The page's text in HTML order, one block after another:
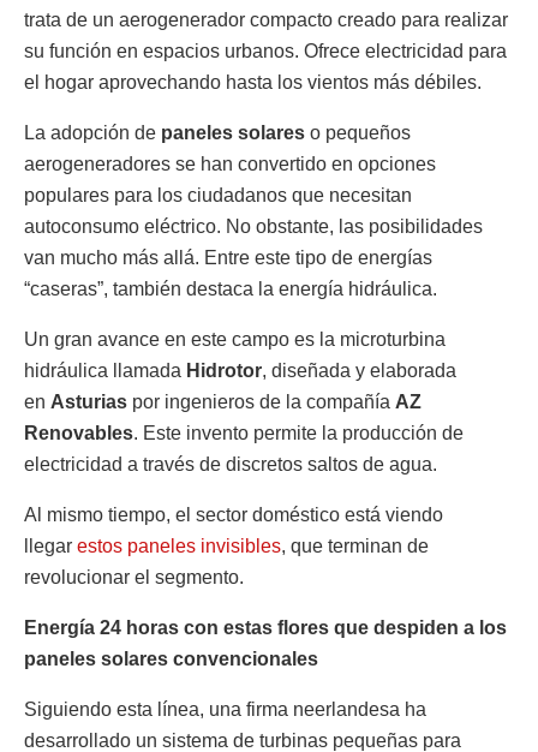
trata de un aerogenerador compacto creado para realizar
su función en espacios urbanos. Ofrece electricidad para
el hogar aprovechando hasta los vientos más débiles.
La adopción de paneles solares o pequeños
aerogeneradores se han convertido en opciones
populares para los ciudadanos que necesitan
autoconsumo eléctrico. No obstante, las posibilidades
van mucho más allá. Entre este tipo de energías
“caseras”, también destaca la energía hidráulica.
Un gran avance en este campo es la microturbina
hidráulica llamada Hidrotor, diseñada y elaborada
en Asturias por ingenieros de la compañía AZ
Renovables. Este invento permite la producción de
electricidad a través de discretos saltos de agua.
Al mismo tiempo, el sector doméstico está viendo
llegar estos paneles invisibles, que terminan de
revolucionar el segmento.
Energía 24 horas con estas flores que despiden a los
paneles solares convencionales
Siguiendo esta línea, una firma neerlandesa ha
desarrollado un sistema de turbinas pequeñas para